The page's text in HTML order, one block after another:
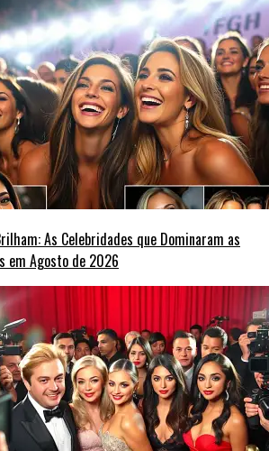
As Celebridades que Dominaram as
em Agosto de 2026